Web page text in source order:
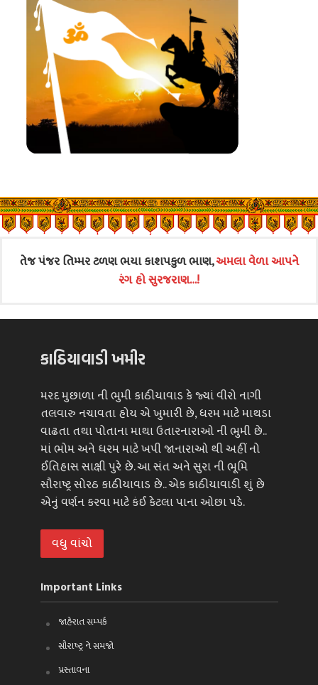
તેજ પંજર તિમ્મર ટળણ ભયા કાશપકુળ ભાણ,અમલા વેળા આપને
રંગ હો સુરજરાણ…!
કાઠિયાવાડી ખમીર
મરદ મુછાળા ની ભુમી કાઠીયાવાડ કે જ્યાં વીરો નાગી
તલવારુ નચાવતા હોય એ ખુમારી છે, ધરમ માટે માથડા
વાઢતા તથા પોતાના માથા ઉતારનારાઓ ની ભુમી છે..
માં ભોમ અને ધરમ માટે ખપી જાનારાઓ થી અહીં નો
ઈતિહાસ સાક્ષી પુરે છે. આ સંત અને સુરા ની ભૂમિ
સૌરાષ્ટ્ર સોરઠ કાઠીયાવાડ છે.. એક કાઠીયાવાડી શું છે
એનું વર્ણન કરવા માટે કંઈ કેટલા પાના ઓછા પડે.
વધુ વાંચો
Important Links
જાહેરાત સમ્પર્ક
સૌરાષ્ટ્ર ને સમજો
પ્રસ્તાવના